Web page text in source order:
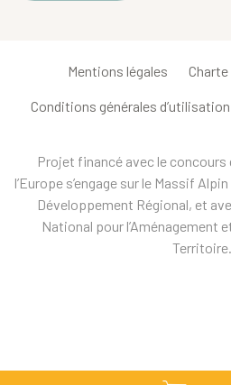
Mentions légales
Conditions générales d’utilisation
Projet financé avec le concours
l’Europe s’engage sur le Massif
Développement Régional, et
National pour l’Aménagement
Territoire.